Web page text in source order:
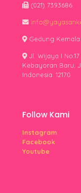
(021) 7393686
Gedung Kemala
Jl. Wijaya I
Kebayoran Baru,
Indonesia. 12170
Follow Kami
Instagram
Facebook
Youtube